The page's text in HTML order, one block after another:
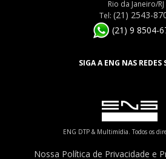
Rio da Janeiro/RJ
Tel: (21) 2543-
(21) 9 8504-
SIGA A ENG NAS REDES
ENG DTP & Multimídia. Todos os
Nossa Política de Privacidade e